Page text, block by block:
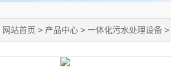
网站首页 > 产品中心 > 一体化污水处理设备 >